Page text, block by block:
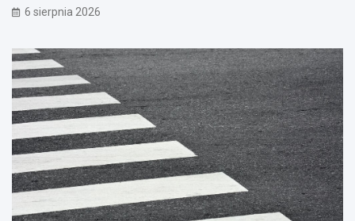
6 sierpnia 2026